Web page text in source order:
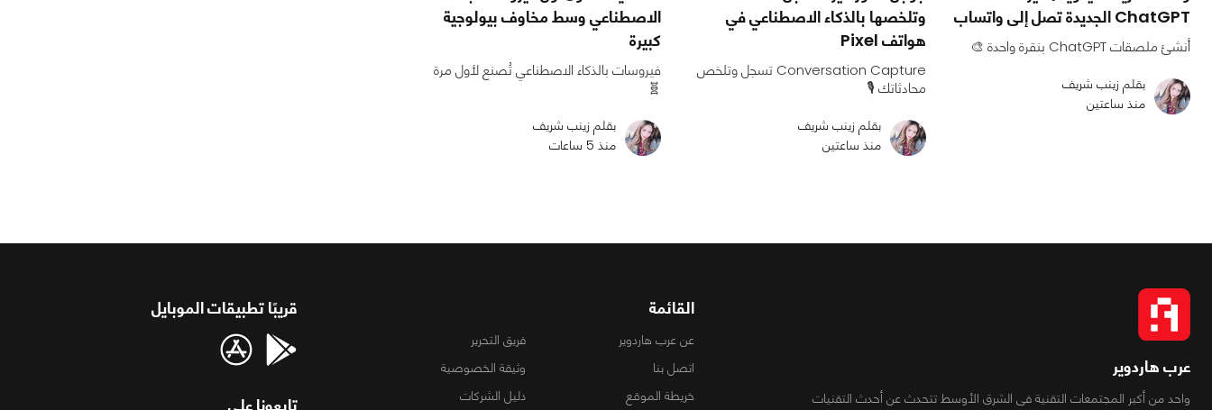
ChatGPT الجديدة تصل إلى واتساب
أنشئ ملصقات ChatGPT بنقرة واحدة 🎨
بقلم زينب شريف
منذ ساعتين
وتلخصها بالذكاء الاصطناعي في
هواتف Pixel
Conversation Capture تسجل وتلخص
محادثاتك 🎙️
بقلم زينب شريف
منذ ساعتين
الاصطناعي وسط مخاوف بيولوجية
كبيرة
فيروسات بالذكاء الاصطناعي تُصنع لأول مرة
🧬
بقلم زينب شريف
منذ 5 ساعات
عرب هاردوير
واحد من أكبر المجتمعات التقنية فى الشرق الأوسط تتحدث عن أحدث التقنيات
القائمة
عن عرب هاردوير
فريق التحرير
اتصل بنا
وثيقة الخصوصية
خريطة الموقع
دليل الشركات
قريبًا تطبيقات الموبايل
تابعونا على